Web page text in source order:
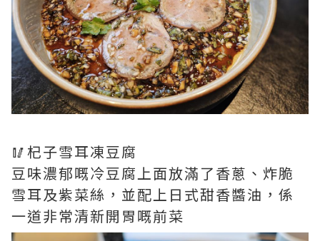
🥢杞子雪耳凍豆腐
豆味濃郁嘅冷豆腐上面放滿了香蔥、炸脆
雪耳及紫菜絲，並配上日式甜香醬油，係
一道非常清新開胃嘅前菜